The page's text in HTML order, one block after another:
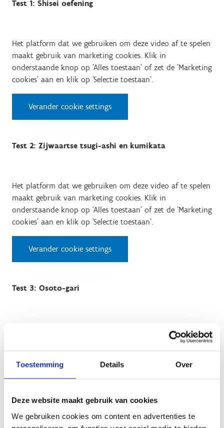
Toestemming Details Over
Deze website maakt gebruik van cookies
We gebruiken cookies om content en advertenties te
Test 1: Shisei oefening
Het platform dat we gebruiken om deze video af te spelen
maakt gebruik van marketing cookies. Klik in
onderstaande knop op 'Alles toestaan' of zet de 'Marketing
cookies' aan en klik op 'Selectie toestaan'.
Verander cookie settings
Test 2: Zijwaartse tsugi-ashi en kumikata
Het platform dat we gebruiken om deze video af te spelen
maakt gebruik van marketing cookies. Klik in
onderstaande knop op 'Alles toestaan' of zet de 'Marketing
cookies' aan en klik op 'Selectie toestaan'.
Verander cookie settings
Test 3: Osoto-gari
Het platform dat we gebruiken om deze video af te spelen
onderstaande knop op 'Alles toestaan' of zet de 'Marketing
cookies' aan en klik op 'Selectie toestaan'.